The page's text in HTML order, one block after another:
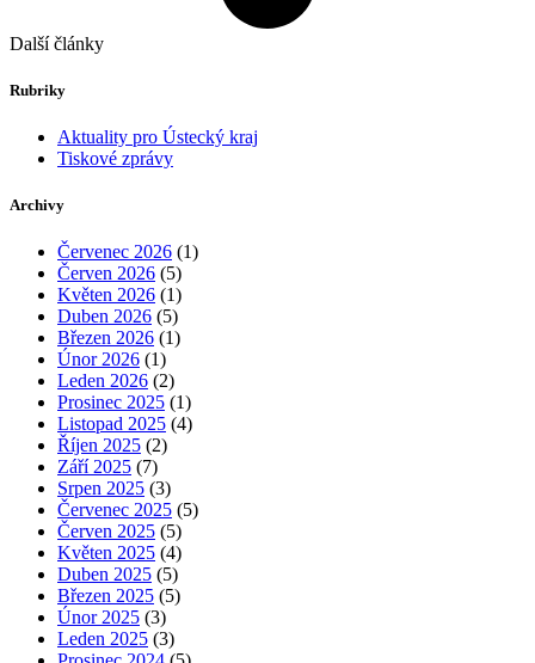
Další články
Rubriky
Aktuality pro Ústecký kraj
Tiskové zprávy
Archivy
Červenec 2026 (1)
Červen 2026 (5)
Květen 2026 (1)
Duben 2026 (5)
Březen 2026 (1)
Únor 2026 (1)
Leden 2026 (2)
Prosinec 2025 (1)
Listopad 2025 (4)
Říjen 2025 (2)
Září 2025 (7)
Srpen 2025 (3)
Červenec 2025 (5)
Červen 2025 (5)
Květen 2025 (4)
Duben 2025 (5)
Březen 2025 (5)
Únor 2025 (3)
Leden 2025 (3)